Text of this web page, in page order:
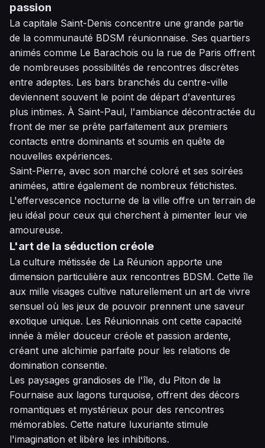
passion
La capitale Saint-Denis concentre une grande partie
de la communauté BDSM réunionnaise. Ses quartiers
animés comme Le Barachois ou la rue de Paris offrent
de nombreuses possibilités de rencontres discrètes
entre adeptes. Les bars branchés du centre-ville
deviennent souvent le point de départ d'aventures
plus intimes. À Saint-Paul, l'ambiance décontractée du
front de mer se prête parfaitement aux premiers
contacts entre dominants et soumis en quête de
nouvelles expériences.
Saint-Pierre, avec son marché coloré et ses soirées
animées, attire également de nombreux fétichistes.
L'effervescence nocturne de la ville offre un terrain de
jeu idéal pour ceux qui cherchent à pimenter leur vie
amoureuse.
L'art de la séduction créole
La culture métissée de La Réunion apporte une
dimension particulière aux rencontres BDSM. Cette île
aux mille visages cultive naturellement un art de vivre
sensuel où les jeux de pouvoir prennent une saveur
exotique unique. Les Réunionnais ont cette capacité
innée à mêler douceur créole et passion ardente,
créant une alchimie parfaite pour les relations de
domination consentie.
Les paysages grandioses de l'île, du Piton de la
Fournaise aux lagons turquoise, offrent des décors
romantiques et mystérieux pour des rencontres
mémorables. Cette nature luxuriante stimule
l'imagination et libère les inhibitions.